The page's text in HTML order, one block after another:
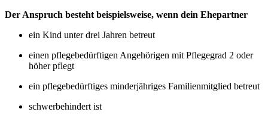
Der Anspruch besteht beispielsweise, wenn dein Ehepartner
ein Kind unter drei Jahren betreut
einen pflegebedürftigen Angehörigen mit Pflegegrad 2 oder
höher pflegt
ein pflegebedürftiges minderjähriges Familienmitglied betreut
schwerbehindert ist